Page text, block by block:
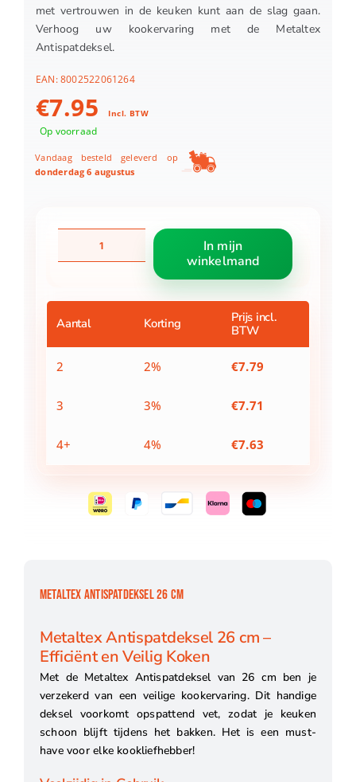
met vertrouwen in de keuken kunt aan de slag gaan.
Verhoog uw kookervaring met de Metaltex
Antispatdeksel.
EAN:8002522061264
€7.95 Incl. BTW
Op voorraad
Vandaag besteld geleverd op
donderdag 6 augustus
Antispatdeksel
aantal
In mijn
winkelmand
Aantal Korting
Prijs incl.
BTW
2 2% €7.79
3 3% €7.71
4+ 4% €7.63
METALTEX ANTISPATDEKSEL 26 CM
Metaltex Antispatdeksel 26 cm –
Efficiënt en Veilig Koken
Met de Metaltex Antispatdeksel van 26 cm ben je
verzekerd van een veilige kookervaring. Dit handige
deksel voorkomt opspattend vet, zodat je keuken
schoon blijft tijdens het bakken. Het is een must-
have voor elke kookliefhebber!